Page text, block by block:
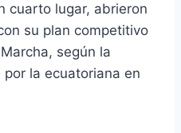
cuarto lugar, abrieron
su plan competitivo
según la
la ecuatoriana en